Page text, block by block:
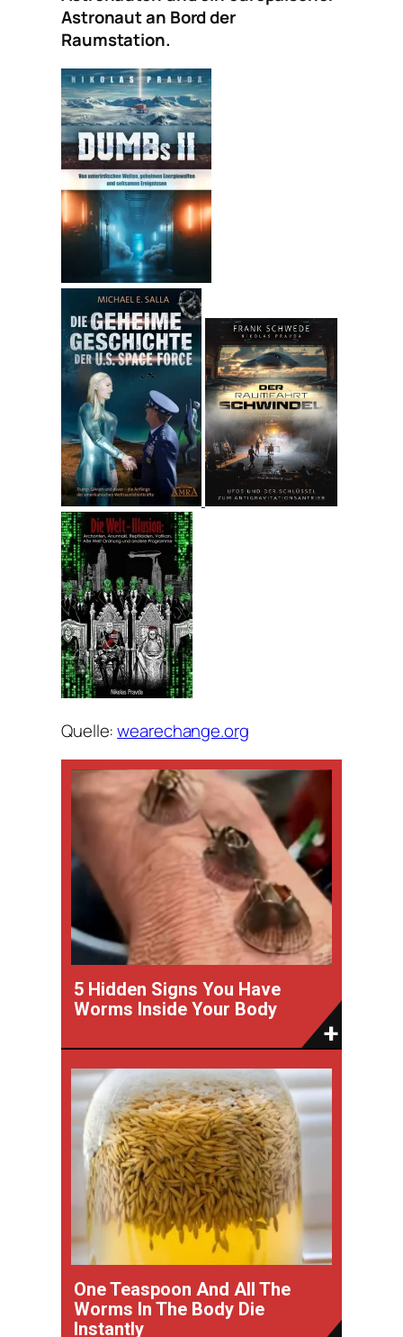
Astronaut an Bord der
Raumstation.
Quelle:wearechange.org
5 Hidden Signs You Have
Worms Inside Your Body
One Teaspoon And All The
Worms In The Body Die
Instantly